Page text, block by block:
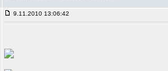
9.11.2010 13:06:42